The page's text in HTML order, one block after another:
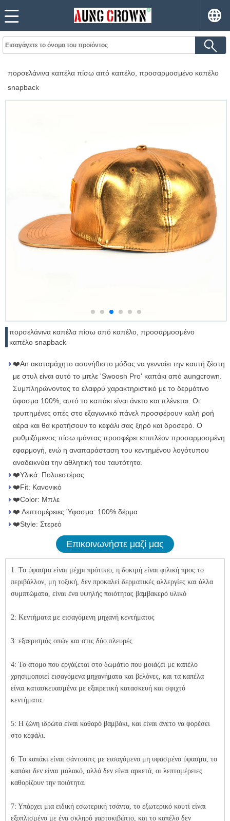
πορσελάνινα καπέλα πίσω από καπέλο, προσαρμοσμένο καπέλο
snapback
πορσελάνινα καπέλα πίσω από καπέλο, προσαρμοσμένο
καπέλο snapback
❤️An ακαταμάχητο ασυνήθιστο μόδας να γενναίει την καυτή ζέστη
με στυλ είναι αυτό το μπλε 'Swoosh Pro' καπάκι από aungcrown.
Συμπληρώνοντας το ελαφρύ χαρακτηριστικό με το δερμάτινο
ύφασμα 100%, αυτό το καπάκι είναι άνετο και πλένεται. Οι
τρυπημένες οπές στο εξαγωνικό πάνελ προσφέρουν καλή ροή
αέρα και θα κρατήσουν το κεφάλι σας ξηρό και δροσερό. Ο
ρυθμιζόμενος πίσω ιμάντας προσφέρει επιπλέον προσαρμοσμένη
εφαρμογή, ενώ η αναπαράσταση του κεντημένου λογότυπου
αναδεικνύει την αθλητική του ταυτότητα.
❤️Υλικά: Πολυεστέρας
❤️Fit: Κανονικό
❤️Color: Μπλε
❤️ Λεπτομέρειες Ύφασμα: 100% δέρμα
❤️Style: Στερεό
Επικοινωνήστε μαζί μας
1: Το ύφασμα είναι μέχρι πρότυπο, η δοκιμή είναι φιλική προς το
περιβάλλον, μη τοξική, δεν προκαλεί δερματικές αλλεργίες και άλλα
συμπτώματα, είναι ένα υψηλής ποιότητας βαμβακερό υλικό
2: Κεντήματα με εισαγόμενη μηχανή κεντήματος
3: εξαερισμός οπών και στις δύο πλευρές
4: Το άτομο που εργάζεται στο δωμάτιο που μοιάζει με καπέλο
χρησιμοποιεί εισαγόμενα μηχανήματα και βελόνες, και τα καπέλα
είναι κατασκευασμένα με εξαιρετική κατασκευή και σφιχτό
κεντήματα.
5: Η ζώνη ιδρώτα είναι καθαρό βαμβάκι, και είναι άνετο να φορέσει
στο κεφάλι.
6: Το καπάκι είναι σάντουιτς με εισαγόμενο μη υφασμένο ύφασμα, το
καπάκι δεν είναι μαλακό, αλλά δεν είναι αρκετά, οι λεπτομέρειες
καθορίζουν την ποιότητα.
7: Υπάρχει μια ειδική εσωτερική τσάντα, το εξωτερικό κουτί είναι
εξοπλισμένο με ένα σκληρό χαρτοκιβώτιο, και το καπέλο δεν